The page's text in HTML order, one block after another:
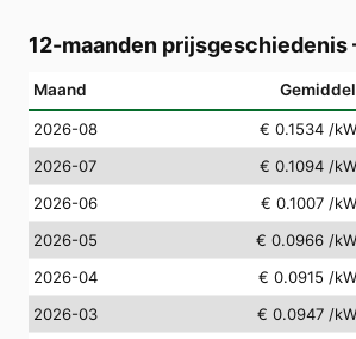
12-maanden prijsgeschiedenis
Maand
2026-08 € 0.1534 /
2026-07
€ 0.1094 /
2026-06
€ 0.1007 /
2026-05
€ 0.0966 /
2026-04
€ 0.0915 /
2026-03
€ 0.0947 /